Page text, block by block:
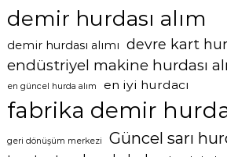
demir hurdası alım
demir hurdası alımı devre kart
endüstriyel makine hurdası
en güncel hurda alım en iyi hurdacı
fabrika demir
geri dönüşüm merkezi Güncel sarı